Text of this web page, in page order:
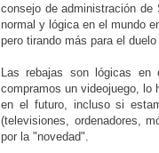
consejo de administración
normal y lógica en el mundo
pero tirando más para el
Las rebajas son lógicas
compramos un videojuego, lo
en el futuro, incluso si
(televisiones, ordenadores,
por la "novedad".